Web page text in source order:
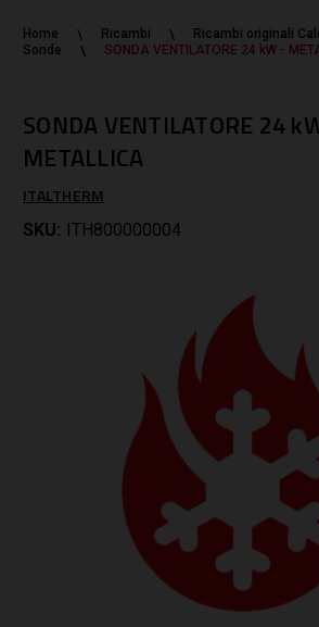
Home Ricambi
Ricambi originali
Sonde
SONDA VENTILATORE 24 kW -
SONDA VENTILATORE 24
METALLICA
ITALTHERM
SKU: ITH800000004